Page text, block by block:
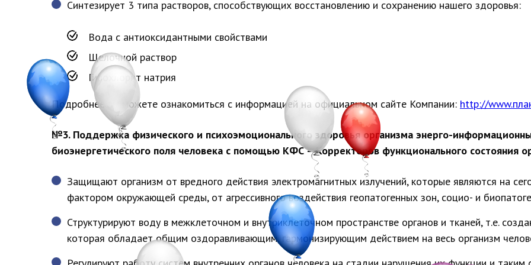
Синтезирует 3 типа растворов, способствую­щих восстановлению и сохранению нашего здоровья:
Вода с антиоксидантными свойствами
Щелочной раствор
Гипохлорит натрия
Подробнее вы можете ознакомиться с информацией на официальном сайте Компании: http://
№3. Поддержка физического и психоэмоционального здоровья организма энерго-
биоэнергетического поля человека с помощью КФС – Корректоров функционального состояния
Защищают организм от вредного действия электромагнитных излучений, которые являются на
фактором окружающей среды, от агрессивного воздействия геопатогенных зон, социо- и
Структурируют воду в межклеточном и внутриклеточном пространстве органов и тканей, т.е.
которая обладает общим оздоравливающим, гармонизирующим действием на весь организм